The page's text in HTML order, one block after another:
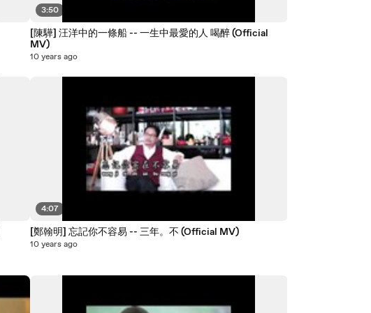
3:50
[陳驊] 汪洋中的一條船 -- 一生中最愛的人 喝醉 (Official
MV)
10 years ago
4:07
[鄭翰明] 忘記你不容易 -- 三年。不 (Official MV)
10 years ago